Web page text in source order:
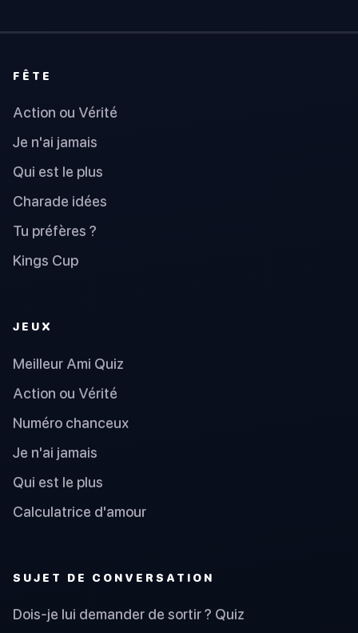
FÊTE
Action ou Vérité
Je n'ai jamais
Qui est le plus
Charade idées
Tu préfères ?
Kings Cup
JEUX
Meilleur Ami Quiz
Action ou Vérité
Numéro chanceux
Je n'ai jamais
Qui est le plus
Calculatrice d'amour
SUJET DE CONVERSATION
Dois-je lui demander de sortir ? Quiz